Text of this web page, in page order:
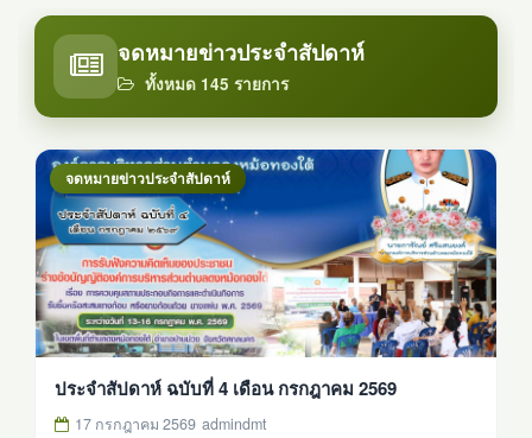
จดหมายข่าวประจำสัปดาห์
ทั้งหมด 145 รายการ
จดหมายข่าวประจำสัปดาห์
ประจำสัปดาห์ ฉบับที่ 4 เดือน กรกฎาคม 2569
17 กรกฎาคม 2569 admindmt